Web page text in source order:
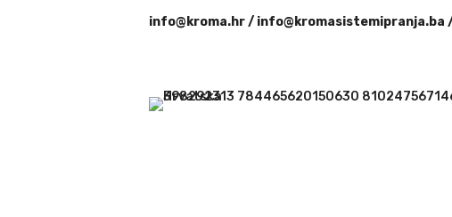
info@kroma.hr / info@kromasistemipranja.ba